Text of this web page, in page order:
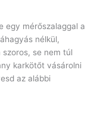
egy mérőszalaggal a
nélkül,
se nem túl
karkötőt vásárolni
az alábbi